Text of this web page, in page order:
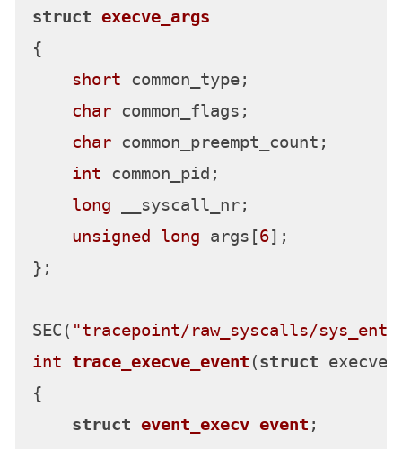
struct execve_args
{
short common_type;
char common_flags;
char common_preempt_count;
int common_pid;
long __syscall_nr;
unsigned long args[6];
};
SEC( "tracepoint/raw_syscalls/
int trace_execve_event (struct
{
struct event_execv event ;